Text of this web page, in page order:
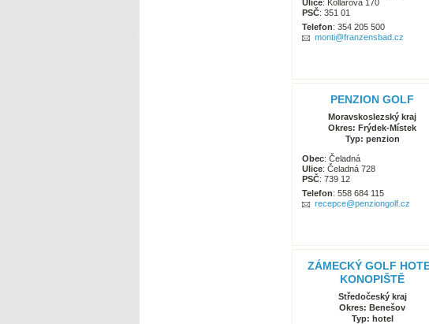
Ulice: Kollárova 170
PSČ: 351 01
Telefon: 354 205 500
monti@franzensbad.cz
PENZION GOLF
Moravskoslezský kraj
Okres: Frýdek-Místek
Typ: penzion
Obec: Čeladná
Ulice: Čeladná 728
PSČ: 739 12
Telefon: 558 684 115
recepce@penziongolf.cz
ZÁMECKÝ GOLF
KONOPIŠTĚ
Středočeský kraj
Okres: Benešov
Typ: hotel